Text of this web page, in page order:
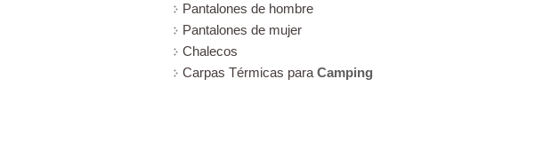
Pantalones de hombre
Pantalones de mujer
Chalecos
Carpas Térmicas para Camping